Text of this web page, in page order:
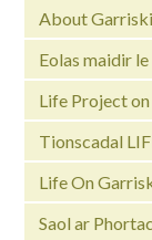
About
Eolas maidir
Life Project
Tionscadal
Life On
Saol ar